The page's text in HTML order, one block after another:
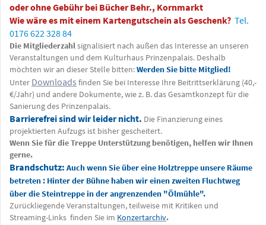
oder ohne Gebühr bei Bücher Behr., Kornmarkt
Wie wäre es mit einem Kartengutschein als Geschenk? Tel.
0176 622 328 84
Die Mitgliederzahlsignalisiert nach außen das Interesse an unseren
Veranstaltungen und dem Kulturhaus Prinzenpalais. Deshalb
möchten wir an dieser Stelle bitten:Werden Sie bitte Mitglied!
Unter Downloads finden Sie bei Interesse Ihre Beitrittserklärung (40,-
€/Jahr) und andere Dokumente, wie z. B. das Gesamtkonzept für die
Sanierung des Prinzenpalais.
Barrierefrei sind wir leider nicht. Die Finanzierung eines
projektierten Aufzugs ist bisher gescheitert.
Wenn Sie für die Treppe Unterstützung benötigen, helfen wir Ihnen
gerne.
Brandschutz: Auch wenn Sie über eine Holztreppe unsere Räume
betreten : Hinter der Bühne haben wir einen zweiten Fluchtweg
über die Steintreppe in der angrenzenden "Ölmühle".
Zurückliegende Veranstaltungen, teilweise mit Kritiken und
Streaming-Links finden Sie im Konzertarchiv.